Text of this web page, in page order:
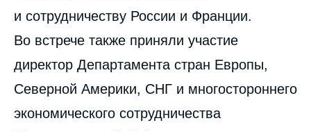
и сотрудничеству России и Франции.
Во встрече также приняли участие
директор Департамента стран Европы,
Северной Америки, СНГ и многостороннего
экономического сотрудничества